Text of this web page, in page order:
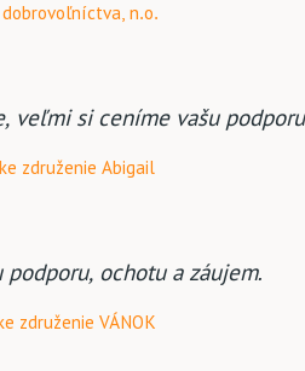
n.o.
veľmi si ceníme vašu
združenie Abigail
podporu, ochotu a záujem.
združenie VÁNOK